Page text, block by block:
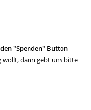
"Spenden" Button
wollt, dann gebt uns bitte